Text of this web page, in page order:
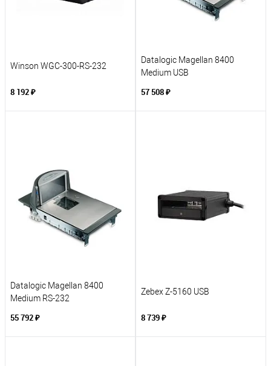
Winson WGC-300-RS-232
8 192 ₽
Datalogic Magellan 8400
Medium USB
57 508 ₽
Datalogic Magellan 8400
Medium RS-232
55 792 ₽
Zebex Z-5160 USB
8 739 ₽